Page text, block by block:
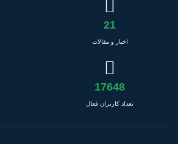
21
اخبار و مقالات
17648
تعداد کاربران فعال